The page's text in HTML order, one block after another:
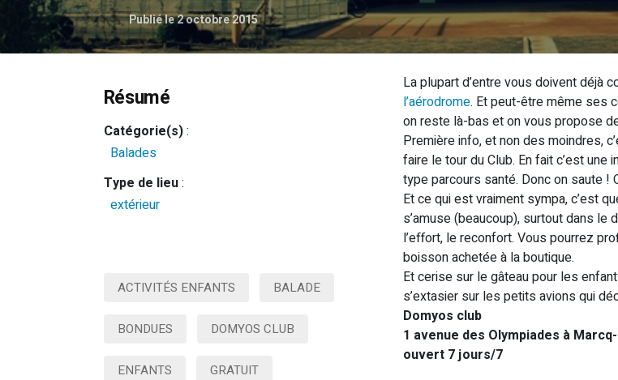
Publié le 2 octobre 2015
Un parcours santé
La plupart d’entre vous doivent déjà
l’aérodrome. Et peut-être même ses
on reste là-bas et on vous propose
Première info, et non des moindres,
faire le tour du Club. En fait c’est
type parcours santé. Donc on saute !
Et ce qui est vraiment sympa, c’est
s’amuse (beaucoup), surtout dans
l’effort, le reconfort. Vous pourrez
boisson achetée à la boutique.
Et cerise sur le gâteau pour les
s’extasier sur les petits avions qui
Domyos club
1 avenue des Olympiades à
ouvert 7 jours/7
Résumé
Catégorie(s):
Balades
Type de lieu:
extérieur
ACTIVITÉS ENFANTS BALADE
BONDUES DOMYOS CLUB
ENFANTS GRATUIT